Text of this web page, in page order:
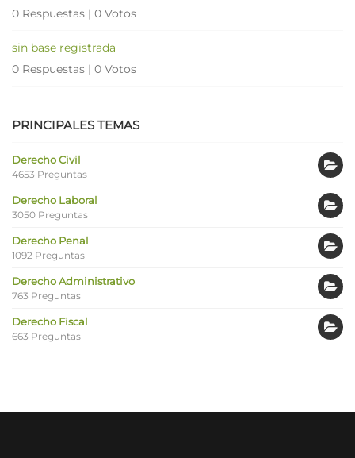
0 Respuestas | 0 Votos
sin base registrada
0 Respuestas | 0 Votos
PRINCIPALES TEMAS
Derecho Civil
4653 Preguntas
Derecho Laboral
3050 Preguntas
Derecho Penal
1092 Preguntas
Derecho Administrativo
763 Preguntas
Derecho Fiscal
663 Preguntas